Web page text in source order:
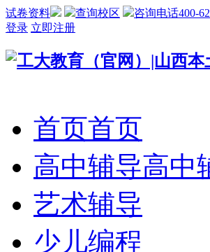
试卷资料 查询校区
咨询电话400-
登录 立即注册
首页首页
高中辅导高中
艺术辅导
少儿编程